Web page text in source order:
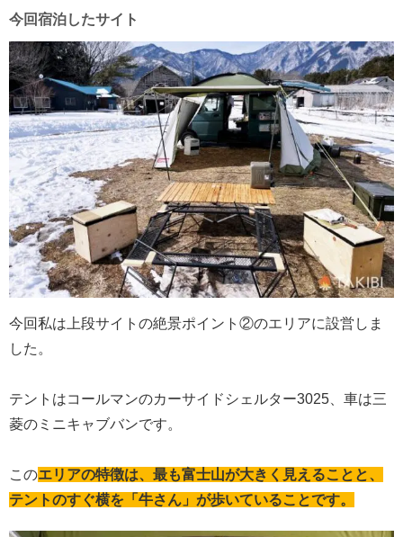
今回宿泊したサイト
今回私は上段サイトの絶景ポイント②のエリアに設営しま
した。
テントはコールマンのカーサイドシェルター3025、車は三
菱のミニキャブバンです。
このエリアの特徴は、最も富士山が大きく見えることと、
テントのすぐ横を「牛さん」が歩いていることです。